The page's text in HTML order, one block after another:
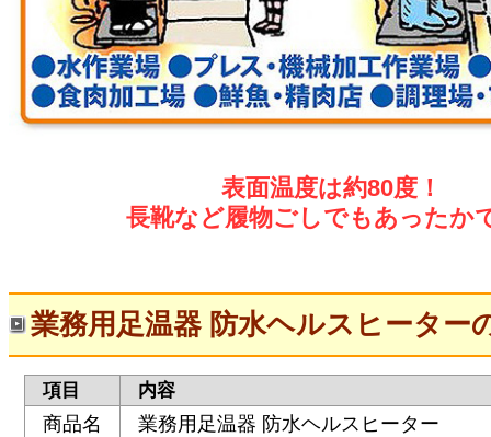
表面温度は約80度！
長靴など履物ごしでもあったか
業務用足温器 防水ヘルスヒーター
項目 内容
商品名 業務用足温器 防水ヘルスヒーター